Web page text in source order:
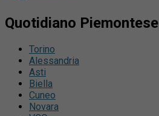
Quotidiano Piemontese
Torino
Alessandria
Asti
Biella
Cuneo
Novara